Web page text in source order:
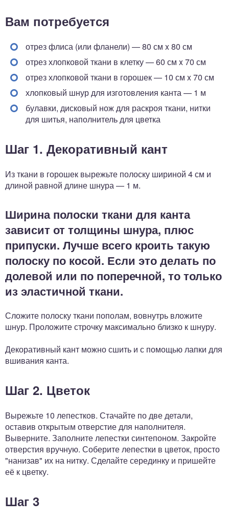
Вам потребуется
отрез флиса (или фланели) — 80 см x 80 см
отрез хлопковой ткани в клетку — 60 см x 70 см
отрез хлопковой ткани в горошек — 10 см x 70 см
хлопковый шнур для изготовления канта — 1 м
булавки, дисковый нож для раскроя ткани, нитки
для шитья, наполнитель для цветка
Шаг 1. Декоративный кант
Из ткани в горошек вырежьте полоску шириной 4 см и
длиной равной длине шнура — 1 м.
Ширина полоски ткани для канта
зависит от толщины шнура, плюс
припуски. Лучше всего кроить такую
полоску по косой. Если это делать по
долевой или по поперечной, то только
из эластичной ткани.
Сложите полоску ткани пополам, вовнутрь вложите
шнур. Проложите строчку максимально близко к шнуру.
Декоративный кант можно сшить и с помощью лапки для
вшивания канта.
Шаг 2. Цветок
Вырежьте 10 лепестков. Стачайте по две детали,
оставив открытым отверстие для наполнителя.
Выверните. Заполните лепестки синтепоном. Закройте
отверстия вручную. Соберите лепестки в цветок, просто
"нанизав" их на нитку. Сделайте серединку и пришейте
её к цветку.
Шаг 3